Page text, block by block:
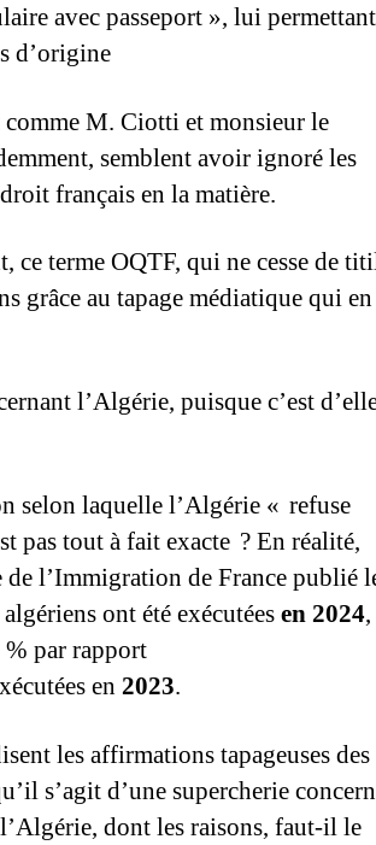
avec passeport », lui permettant
d’origine
M. Ciotti et monsieur le
semblent avoir ignoré les
français en la matière.
ce terme OQTF, qui ne cesse de
grâce au tapage médiatique qui
l’Algérie, puisque c’est
selon laquelle l’Algérie « refuse
pas tout à fait exacte ? En réalité,
l’Immigration de France publié
algériens ont été exécutéesen 2024,
par rapport
en 2023.
les affirmations tapageuses des
s’agit d’une supercherie
dont les raisons, faut-il le